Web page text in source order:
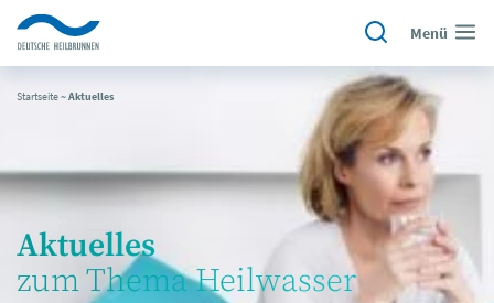
Menü
Startseite~Aktuelles
Aktuelles
zum Thema Heilwasser